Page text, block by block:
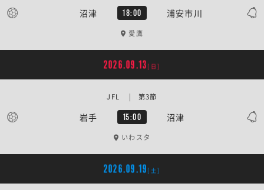
沼津 18:00 浦安市川
愛鷹
2026.09.13 [日]
岩手 15:00 沼津
JFL | 第3節
いわスタ
2026.09.19 [土]